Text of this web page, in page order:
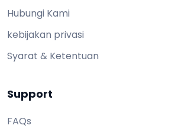
Hubungi Kami
kebijakan privasi
Syarat & Ketentuan
Support
FAQs